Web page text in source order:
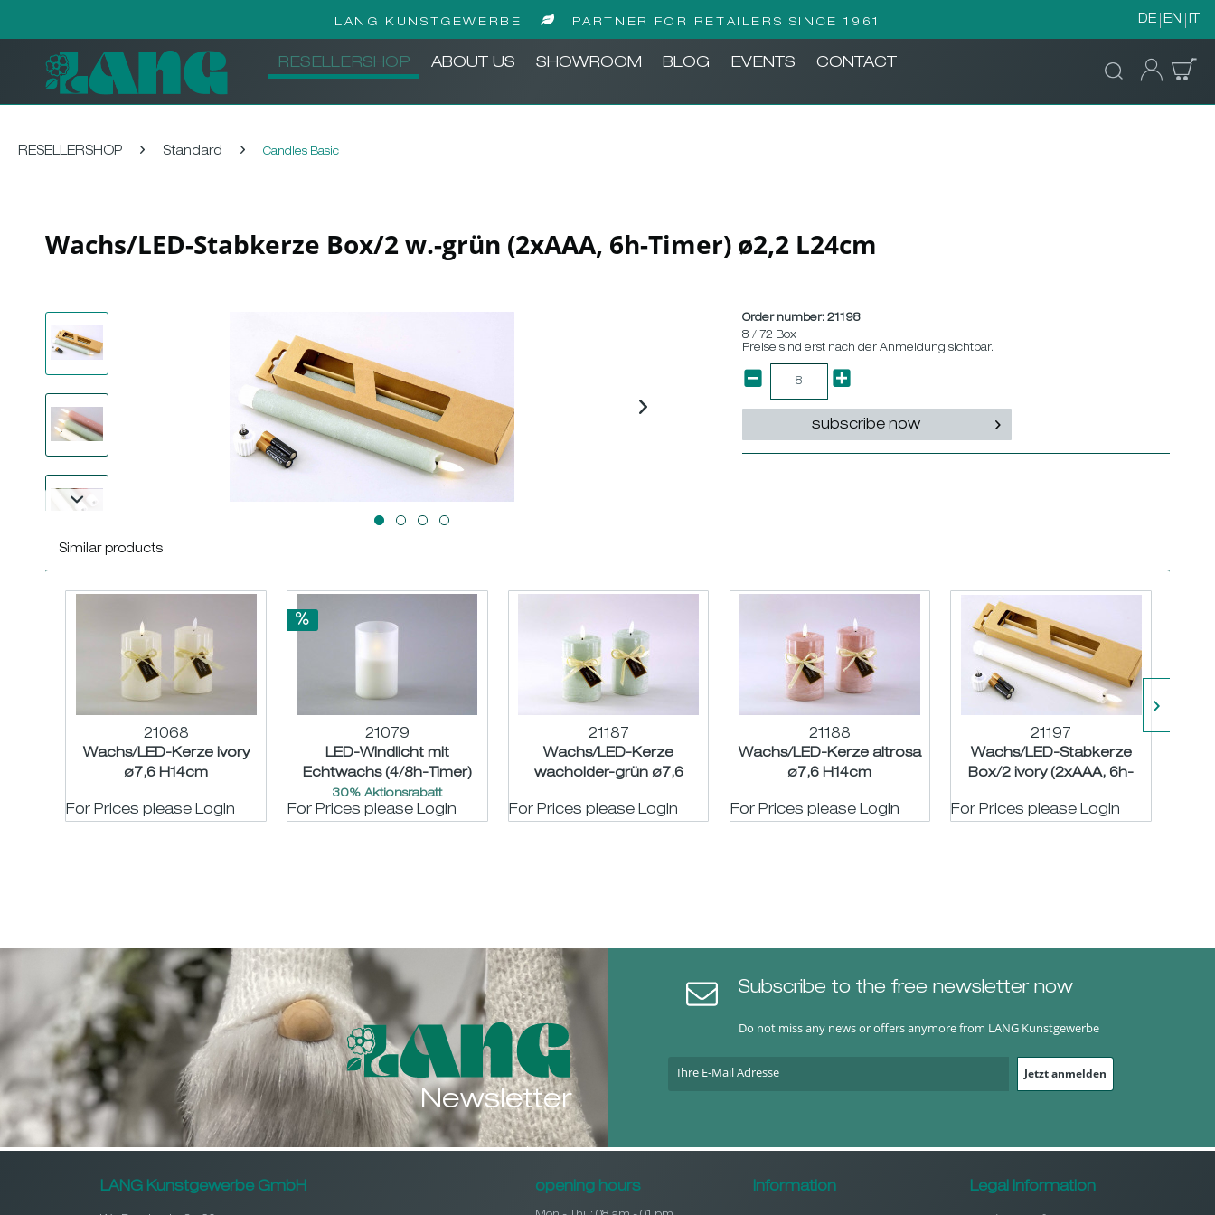
LANG KUNSTGEWERBE PARTNER FOR RETAILERS SINCE 1961 DE EN IT
RESELLERSHOP ABOUT US SHOWROOM BLOG EVENTS CONTACT
RESELLERSHOP Standard Candles Basic
Wachs/LED-Stabkerze Box/2 w.-grün (2xAAA, 6h-Timer) ø2,2 L24cm
Order number:21198
8 / 72 Box
Preise sind erst nach der Anmeldung sichtbar.
subscribe now
Similar products
21068
Wachs/LED-Kerze ivory
ø7,6 H14cm
For Prices please LogIn
21079
LED-Windlicht mit
Echtwachs (4/8h-Timer)
weiß-frosted ø7,5 H10cm
30% Aktionsrabatt
For Prices please LogIn
21187
Wachs/LED-Kerze
wacholder-grün ø7,6
For Prices please LogIn
21188
Wachs/LED-Kerze altrosa
ø7,6 H14cm
For Prices please LogIn
21197
Wachs/LED-Stabkerze
Box/2 ivory (2xAAA, 6h-
For Prices please LogIn
Newsletter
Subscribe to the free newsletter now
Do not miss any news or offers anymore from LANG Kunstgewerbe
Jetzt anmelden
LANG Kunstgewerbe GmbH opening hours Information Legal Information